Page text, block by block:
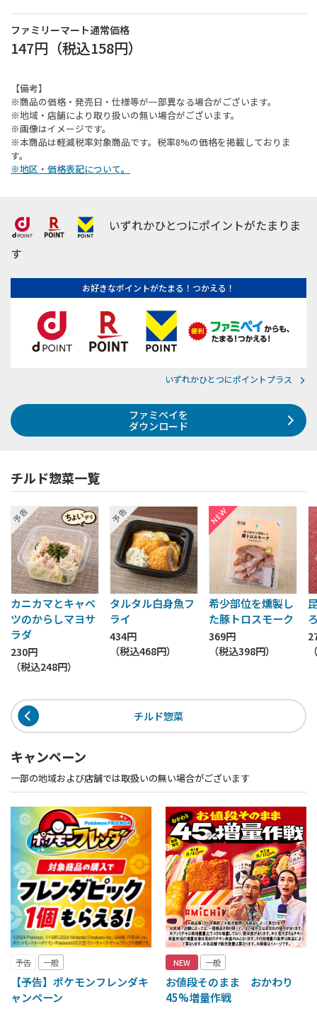
ファミリーマート通常価格
147円 （税込158円）
【備考】
※商品の価格・発売日・仕様等が一部異なる場合がございます。
※地域・店舗により取り扱いの無い場合がございます。
※画像はイメージです。
※本商品は軽減税率対象商品です。税率8%の価格を掲載しておりま
す。
※地区・価格表記について。
いずれかひとつにポイントがたまりま
す
お好きなポイントがたまる！つかえる！
いずれかひとつにポイントプラス
ファミペイを
ダウンロード
チルド惣菜一覧
カニカマとキャベ
ツのからしマヨサ
ラダ
230円
（税込248円）
タルタル白身魚フ
ライ
434円
（税込468円）
希少部位を燻製し
た豚トロスモーク
369円
（税込398円）
チルド惣菜
キャンペーン
一部の地域および店舗では取扱いの無い場合がございます
予告 一般
【予告】ポケモンフレンダキ
ャンペーン
NEW 一般
お値段そのまま おかわり
45%増量作戦